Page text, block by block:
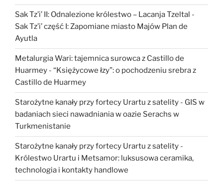
Sak Tz’i’ II: Odnalezione królestwo – Lacanja Tzeltal -
Sak Tz’i’ część I: Zapomiane miasto Majów Plan de
Ayutla
Metalurgia Wari: tajemnica surowca z Castillo de
Huarmey - “Księżycowe łzy”: o pochodzeniu srebra z
Castillo de Huarmey
Starożytne kanały przy fortecy Urartu z satelity - GIS w
badaniach sieci nawadniania w oazie Serachs w
Turkmenistanie
Starożytne kanały przy fortecy Urartu z satelity -
Królestwo Urartu i Metsamor: luksusowa ceramika,
technologia i kontakty handlowe